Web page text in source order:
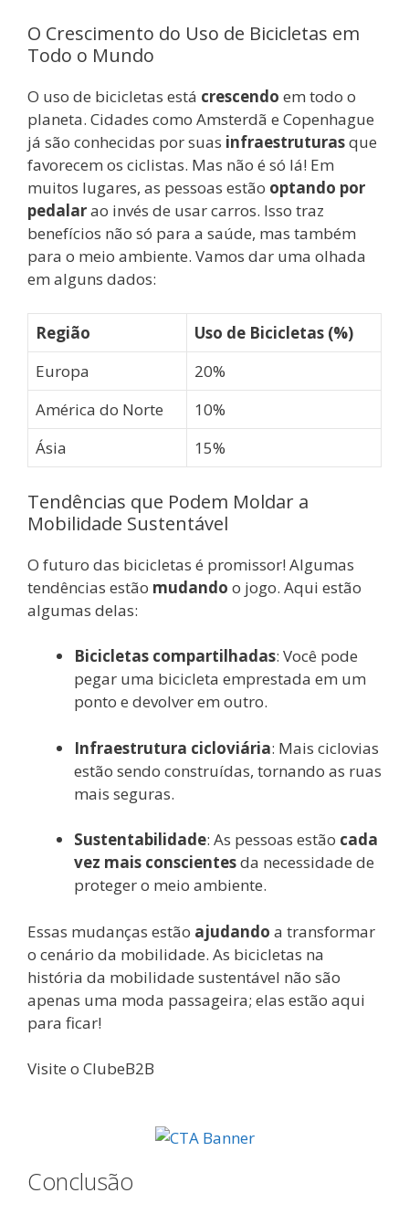
O Crescimento do Uso de Bicicletas em
Todo o Mundo
O uso de bicicletas está crescendo em todo o
planeta. Cidades como Amsterdã e Copenhague
já são conhecidas por suas infraestruturasque
favorecem os ciclistas. Mas não é só lá! Em
muitos lugares, as pessoas estão optando por
pedalarao invés de usar carros. Isso traz
benefícios não só para a saúde, mas também
para o meio ambiente. Vamos dar uma olhada
em alguns dados:
Região
Uso de Bicicletas (%)
Europa
20%
América do Norte
10%
Ásia
15%
Tendências que Podem Moldar a
Mobilidade Sustentável
O futuro das bicicletas é promissor! Algumas
tendências estão mudando o jogo. Aqui estão
algumas delas:
Bicicletas compartilhadas: Você pode
pegar uma bicicleta emprestada em um
ponto e devolver em outro.
Infraestrutura cicloviária: Mais ciclovias
estão sendo construídas, tornando as ruas
mais seguras.
Sustentabilidade: As pessoas estão cada
vez mais conscientesda necessidade de
proteger o meio ambiente.
Essas mudanças estão ajudando a transformar
o cenário da mobilidade. As bicicletas na
história da mobilidade sustentável não são
apenas uma moda passageira; elas estão aqui
para ficar!
Visite o ClubeB2B
Conclusão